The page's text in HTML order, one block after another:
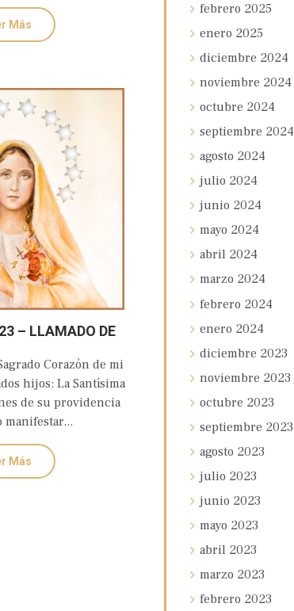
Más
– LLAMADO DE
E
DE MARÍA
Corazón de mi
hijos: La Santísima
de su providencia
manifestar...
Más
febrero 2025
enero 2025
diciembre 2024
noviembre 2024
octubre 2024
septiembre 2024
agosto 2024
julio 2024
junio 2024
mayo 2024
abril 2024
marzo 2024
febrero 2024
enero 2024
diciembre 2023
noviembre 2023
octubre 2023
septiembre 2023
agosto 2023
julio 2023
junio 2023
mayo 2023
abril 2023
marzo 2023
febrero 2023